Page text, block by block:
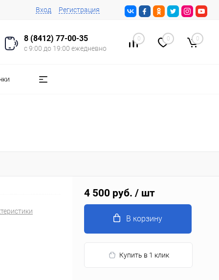
Вход Регистрация
8 (8412) 77-00-35
с 9:00 до 19:00 ежедневно
0 0 0
4 500 руб. / шт
В корзину
Купить в 1 клик